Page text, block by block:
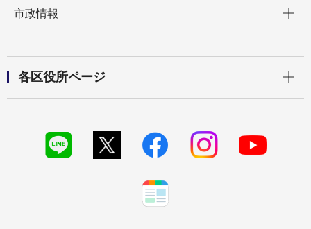
市政情報
各区役所ページ